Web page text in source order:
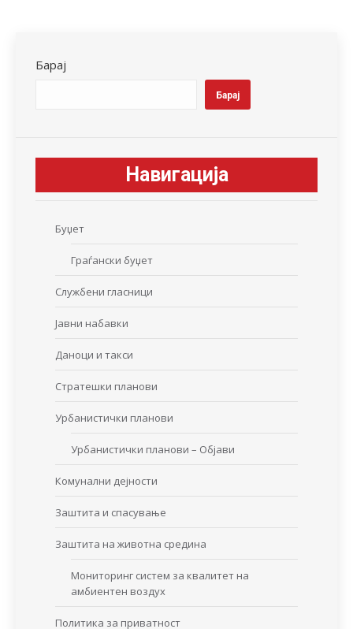
Барај
Барај
Навигација
Буџет
Граѓански буџет
Службени гласници
Јавни набавки
Даноци и такси
Стратешки планови
Урбанистички планови
Урбанистички планови – Објави
Комунални дејности
Заштита и спасување
Заштита на животна средина
Мониторинг систем за квалитет на
амбиентен воздух
Политика за приватност